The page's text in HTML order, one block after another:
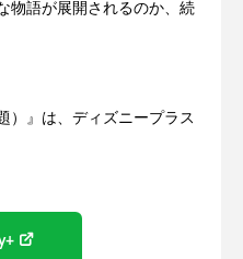
物語が展開されるのか、続
）』は、ディズニープラス